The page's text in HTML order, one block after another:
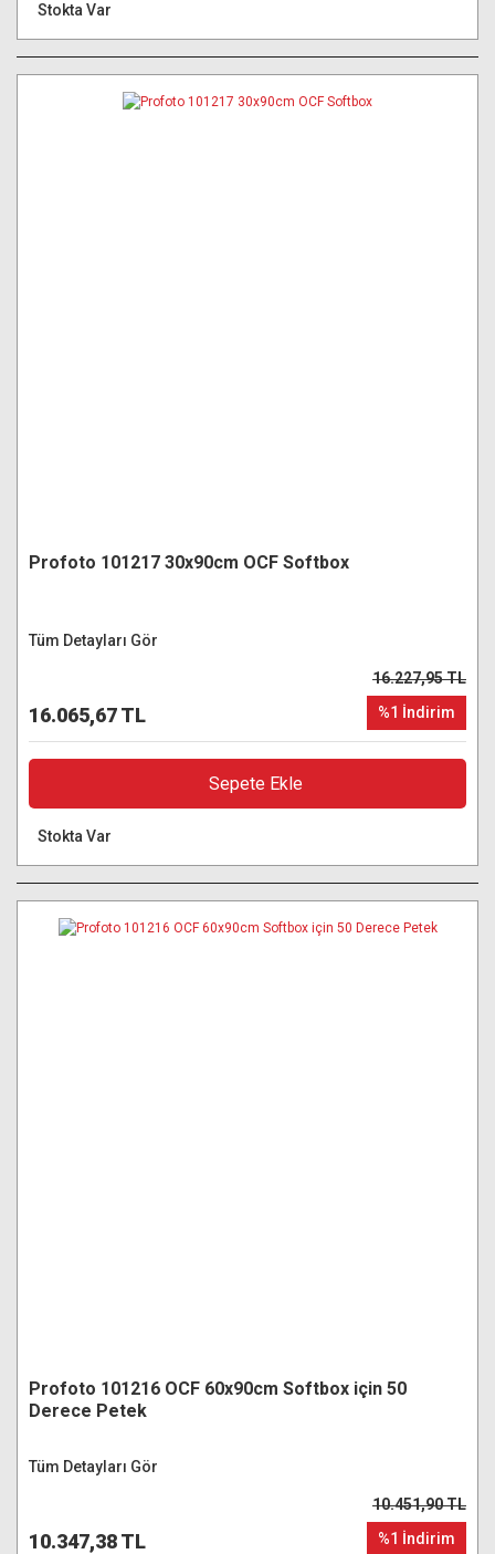
Stokta Var
Profoto 101217 30x90cm OCF Softbox
Tüm Detayları Gör
16.065,67 TL
16.227,95 TL
%1 İndirim
Sepete Ekle
Stokta Var
Profoto 101216 OCF 60x90cm Softbox için 50
Derece Petek
Tüm Detayları Gör
10.347,38 TL
10.451,90 TL
%1 İndirim